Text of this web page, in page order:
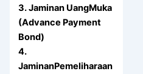
3. Jaminan UangMuka
(Advance Payment
Bond)
4.
JaminanPemeliharaan